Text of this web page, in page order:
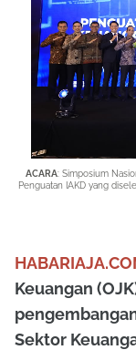
ACARA: Simposium
Penguatan IAKD yang
Keuangan
Sektor